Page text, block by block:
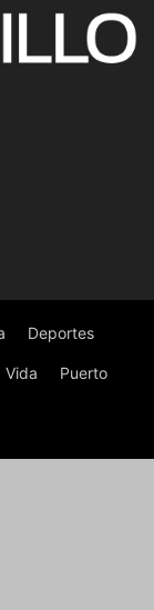
Deportes
Vida Puerto